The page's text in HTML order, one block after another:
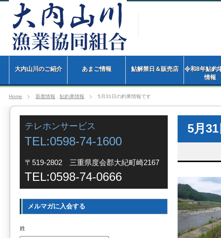
大内山川のご紹介 あまご情報 鮎解禁日＆販売店
令和8年鮎釣
情
Home 新着情報 鮎釣果情報 5月31日の釣果情報です
5月
テレホンサービス
TEL:0598-74-1600
〒519-2802 三重県度会郡大紀町崎2167
TEL:0598-74-0666
メルマガに入会する
姓